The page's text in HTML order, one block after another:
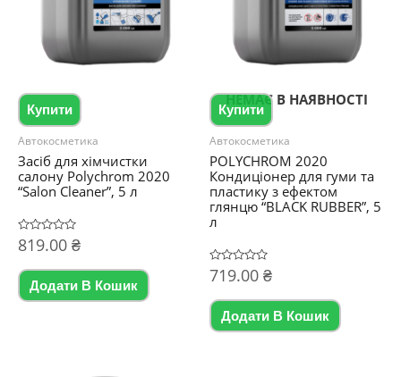
Купити
Автокосметика
Засіб для хімчистки
салону Polychrom 2020
“Salon Cleaner”, 5 л
Оцінено
в
з
819.00 ₴
Додати В Кошик
НЕМАЄ В НАЯВНОСТІ
Купити
Автокосметика
POLYCHROM 2020
Кондиціонер для гуми та
пластику з ефектом
глянцю “BLACK RUBBER”, 5
л
Оцінено
в
з
719.00 ₴
Додати В Кошик